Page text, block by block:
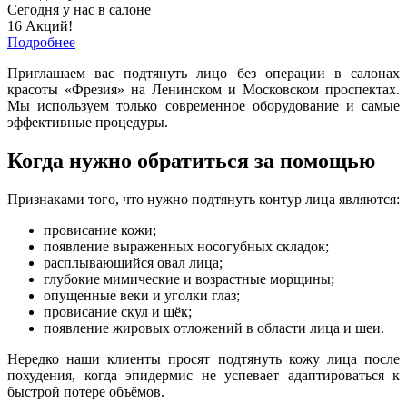
Сегодня у нас в салоне
16 Акций!
Подробнее
Приглашаем вас подтянуть лицо без операции в салонах
красоты «Фрезия» на Ленинском и Московском проспектах.
Мы используем только современное оборудование и самые
эффективные процедуры.
Когда нужно обратиться за помощью
Признаками того, что нужно подтянуть контур лица являются:
провисание кожи;
появление выраженных носогубных складок;
расплывающийся овал лица;
глубокие мимические и возрастные морщины;
опущенные веки и уголки глаз;
провисание скул и щёк;
появление жировых отложений в области лица и шеи.
Нередко наши клиенты просят подтянуть кожу лица после
похудения, когда эпидермис не успевает адаптироваться к
быстрой потере объёмов.